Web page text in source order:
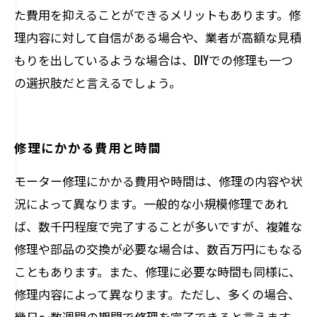
た費用を抑えることができるメリットもあります。修
理内容に対して自信がある場合や、業者が高額な見積
もりを出しているような場合は、DIYでの修理も一つ
の選択肢だと言えるでしょう。
修理にかかる費用と時間
モーター修理にかかる費用や時間は、修理の内容や状
況によって異なります。一般的な小規模修理であれ
ば、数千円程度で完了することが多いですが、複雑な
修理や部品の交換が必要な場合は、数百万円にもなる
こともあります。また、修理に必要な時間も同様に、
修理内容によって異なります。ただし、多くの場合、